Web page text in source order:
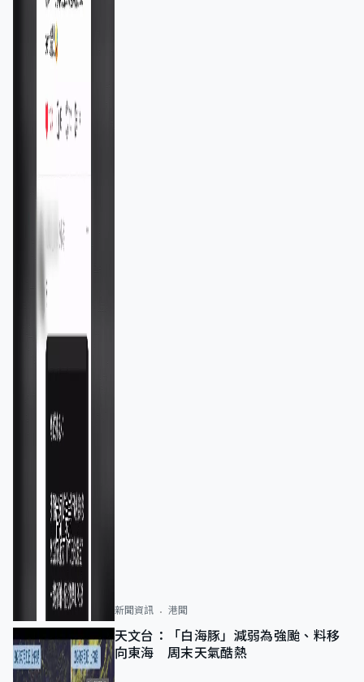
新聞資訊 港聞
天文台：「白海豚」減弱為強颱、料移
向東海 周末天氣酷熱